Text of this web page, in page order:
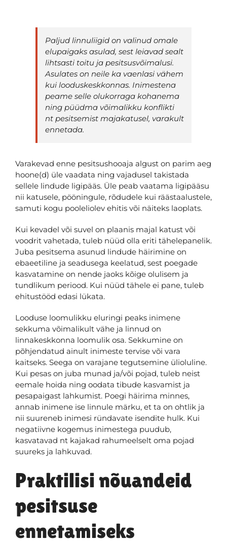
Paljud linnuliigid on valinud omale
elupaigaks asulad, sest leiavad sealt
lihtsasti toitu ja pesitsusvõimalusi.
Asulates on neile ka vaenlasi vähem
kui looduskeskkonnas. Inimestena
peame selle olukorraga kohanema
ning püüdma võimalikku konflikti
nt pesitsemist majakatusel, varakult
ennetada.
Varakevad enne pesitsushooaja algust on parim aeg
hoone(d) üle vaadata ning vajadusel takistada
sellele lindude ligipääs. Üle peab vaatama ligipääsu
nii katusele, pööningule, rõdudele kui räästaalustele,
samuti kogu pooleliolev ehitis või näiteks laoplats.
Kui kevadel või suvel on plaanis majal katust või
voodrit vahetada, tuleb nüüd olla eriti tähelepanelik.
Juba pesitsema asunud lindude häirimine on
ebaeetiline ja seadusega keelatud, sest poegade
kasvatamine on nende jaoks kõige olulisem ja
tundlikum periood. Kui nüüd tähele ei pane, tuleb
ehitustööd edasi lükata.
Looduse loomulikku eluringi peaks inimene
sekkuma võimalikult vähe ja linnud on
linnakeskkonna loomulik osa. Sekkumine on
põhjendatud ainult inimeste tervise või vara
kaitseks. Seega on varajane tegutsemine ülioluline.
Kui pesas on juba munad ja/või pojad, tuleb neist
eemale hoida ning oodata tibude kasvamist ja
pesapaigast lahkumist. Poegi häirima minnes,
annab inimene ise linnule märku, et ta on ohtlik ja
nii suureneb inimesi ründavate isendite hulk. Kui
negatiivne kogemus inimestega puudub,
kasvatavad nt kajakad rahumeelselt oma pojad
suureks ja lahkuvad.
Praktilisi nõuandeid
pesitsuse
ennetamiseks